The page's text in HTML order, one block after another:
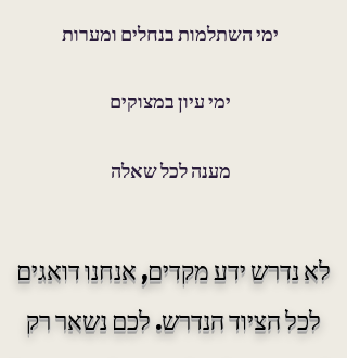
ימי השתלמות בנחלים ומערות
ימי עיון במצוקים
מענה לכל שאלה
לא נדרש ידע מקדים, אנחנו דואגים
לכל הציוד הנדרש. לכם נשאר רק